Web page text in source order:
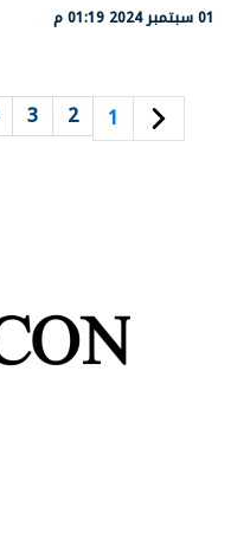
01 سبتمبر 2024 01:19 م
1
2
3